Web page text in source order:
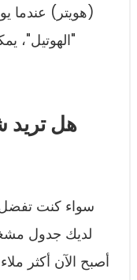
(هويتر) عندما
"الهوتيل"،
هل
سواء كنت تفضل
لديك جدول